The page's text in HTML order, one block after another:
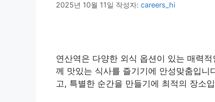
2025년 10월 11일 작성자: careers_hi
연산역은 다양한 외식 옵션이 있는 매력
께 맛있는 식사를 즐기기에 안성맞춤입
고, 특별한 순간을 만들기에 최적의 장소